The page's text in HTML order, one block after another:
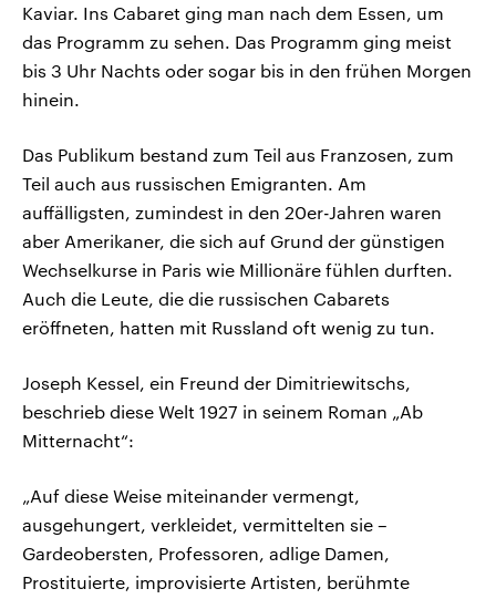
Kaviar. Ins Cabaret ging man nach dem Essen, um
das Programm zu sehen. Das Programm ging meist
bis 3 Uhr Nachts oder sogar bis in den frühen Morgen
hinein.
Das Publikum bestand zum Teil aus Franzosen, zum
Teil auch aus russischen Emigranten. Am
auffälligsten, zumindest in den 20er-Jahren waren
aber Amerikaner, die sich auf Grund der günstigen
Wechselkurse in Paris wie Millionäre fühlen durften.
Auch die Leute, die die russischen Cabarets
eröffneten, hatten mit Russland oft wenig zu tun.
Joseph Kessel, ein Freund der Dimitriewitschs,
beschrieb diese Welt 1927 in seinem Roman „Ab
Mitternacht“:
„Auf diese Weise miteinander vermengt,
ausgehungert, verkleidet, vermittelten sie –
Gardeobersten, Professoren, adlige Damen,
Prostituierte, improvisierte Artisten, berühmte